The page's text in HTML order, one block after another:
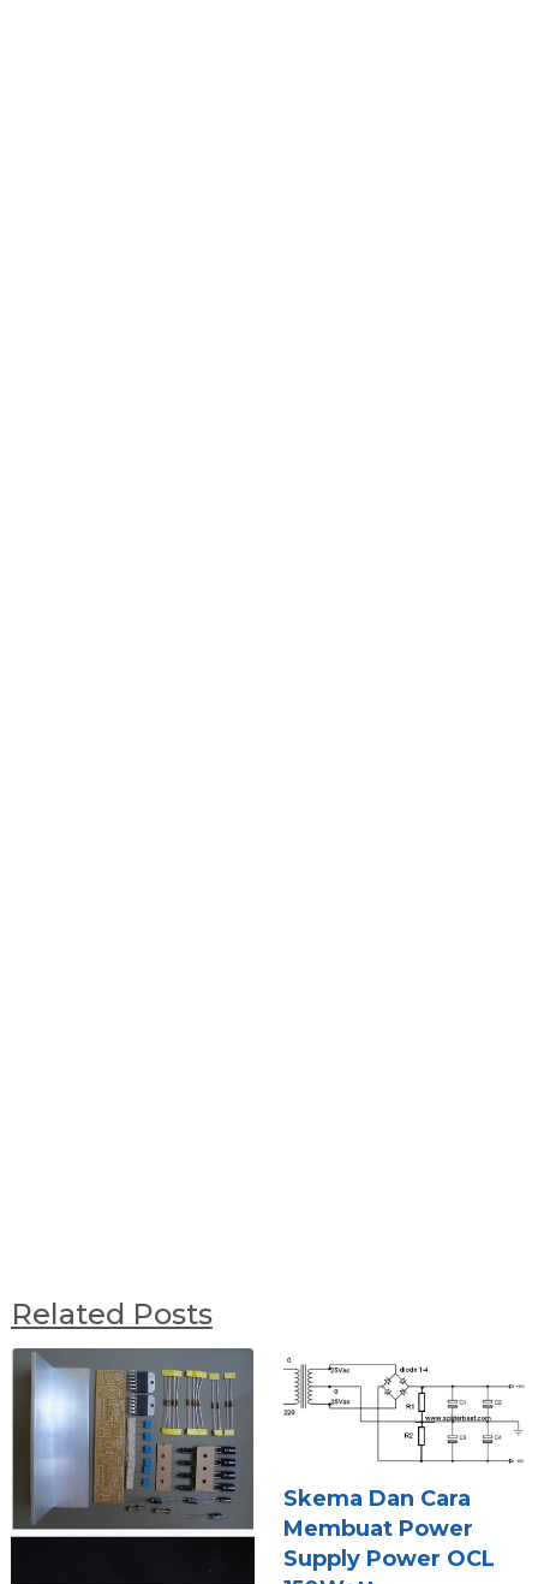
Related Posts
Skema Dan Cara
Membuat Power
Supply Power OCL